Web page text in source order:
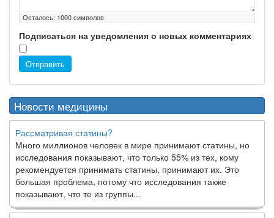
Осталось: 1000символов
Подписаться на уведомления о новых комментариях
Отправить
Новости медицины
Рассматривая статины?
Много миллионов человек в мире принимают статины, но
исследования показывают, что только 55% из тех, кому
рекомендуется принимать статины, принимают их. Это
большая проблема, потому что исследования также
показывают, что те из группы...